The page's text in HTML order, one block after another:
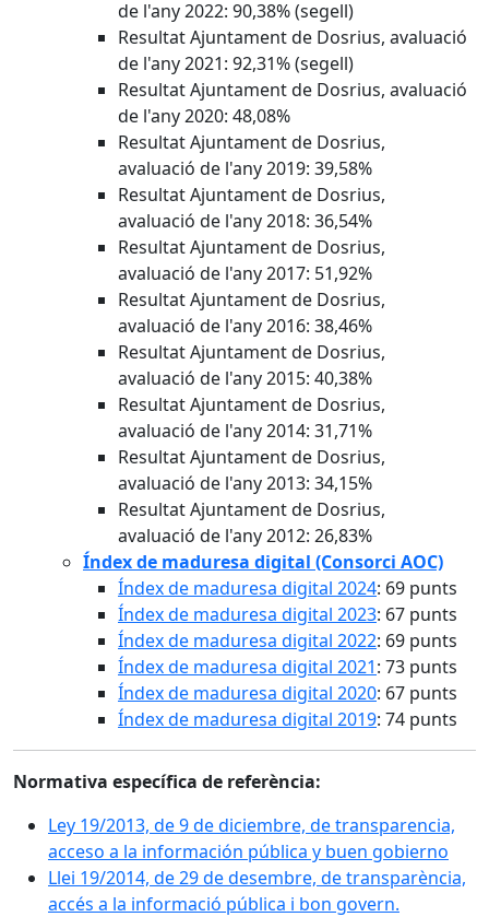
de l'any 2022: 90,38% (segell)
Resultat Ajuntament de Dosrius, avaluació
de l'any 2021: 92,31% (segell)
Resultat Ajuntament de Dosrius, avaluació
de l'any 2020: 48,08%
Resultat Ajuntament de Dosrius,
avaluació de l'any 2019: 39,58%
Resultat Ajuntament de Dosrius,
avaluació de l'any 2018: 36,54%
Resultat Ajuntament de Dosrius,
avaluació de l'any 2017: 51,92%
Resultat Ajuntament de Dosrius,
avaluació de l'any 2016: 38,46%
Resultat Ajuntament de Dosrius,
avaluació de l'any 2015: 40,38%
Resultat Ajuntament de Dosrius,
avaluació de l'any 2014: 31,71%
Resultat Ajuntament de Dosrius,
avaluació de l'any 2013: 34,15%
Resultat Ajuntament de Dosrius,
avaluació de l'any 2012: 26,83%
Índex de maduresa digital (Consorci AOC)
Índex de maduresa digital 2024: 69 punts
Índex de maduresa digital 2023: 67 punts
Índex de maduresa digital 2022: 69 punts
Índex de maduresa digital 2021: 73 punts
Índex de maduresa digital 2020: 67 punts
Índex de maduresa digital 2019: 74 punts
Normativa específica de referència:
Ley 19/2013, de 9 de diciembre, de transparencia,
acceso a la información pública y buen gobierno
Llei 19/2014, de 29 de desembre, de transparència,
accés a la informació pública i bon govern.